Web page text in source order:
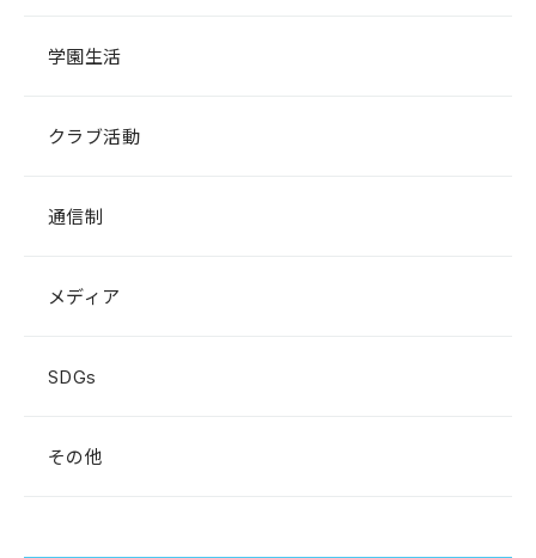
学園生活
クラブ活動
通信制
メディア
SDGs
その他